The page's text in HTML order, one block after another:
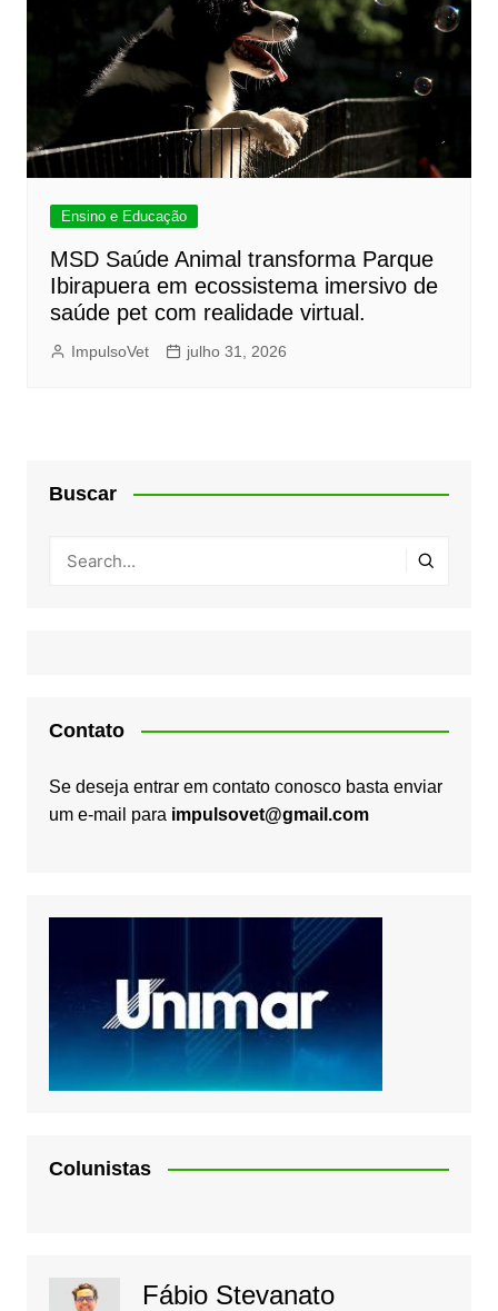
Ensino e Educação
MSD Saúde Animal transforma Parque
Ibirapuera em ecossistema imersivo de
saúde pet com realidade virtual.
ImpulsoVet julho 31, 2026
Buscar
Contato
Se deseja entrar em contato conosco basta enviar
um e-mail para impulsovet@gmail.com
Colunistas
Fábio Stevanato